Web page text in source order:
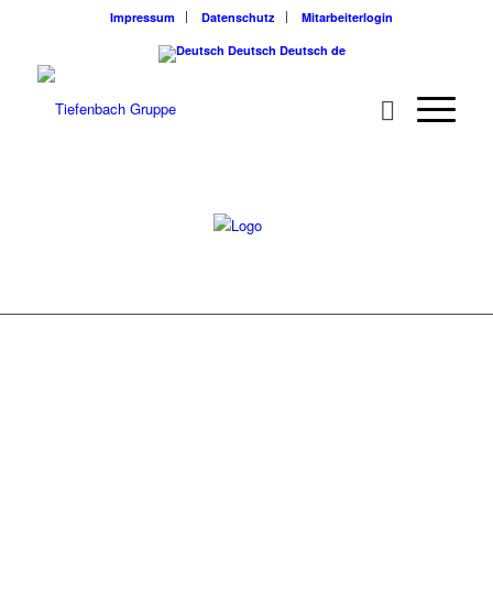
Impressum Datenschutz
Mitarbeiterlogin
Deutsch Deutsch de